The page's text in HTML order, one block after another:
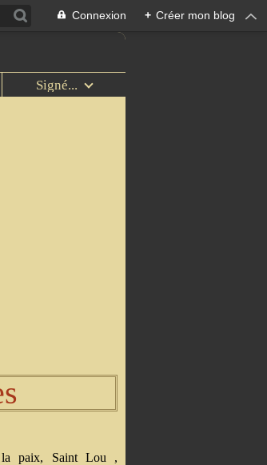
Connexion + Créer mon blog
Signé...
la paix, Saint Lou ,